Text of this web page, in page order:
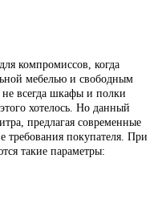
компромиссов, когда
мебелью и свободным
всегда шкафы и полки
хотелось. Но данный
предлагая современные
требования покупателя. При
такие параметры: